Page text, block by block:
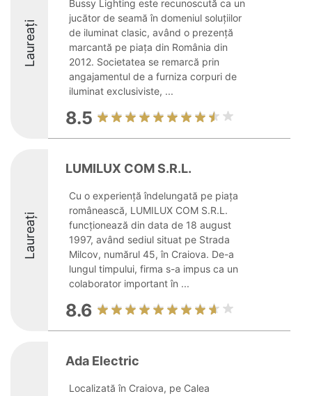
Laureați
Bussy Lighting este recunoscută ca un
jucător de seamă în domeniul soluțiilor
de iluminat clasic, având o prezență
marcantă pe piața din România din
2012. Societatea se remarcă prin
angajamentul de a furniza corpuri de
iluminat exclusiviste, ...
8.5
Laureați
LUMILUX COM S.R.L.
Cu o experiență îndelungată pe piața
românească, LUMILUX COM S.R.L.
funcționează din data de 18 august
1997, având sediul situat pe Strada
Milcov, numărul 45, în Craiova. De-a
lungul timpului, firma s-a impus ca un
colaborator important în ...
8.6
Ada Electric
Localizată în Craiova, pe Calea